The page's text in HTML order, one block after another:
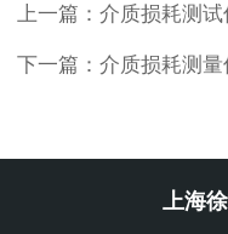
上一篇： 介质损耗测试
下一篇： 介质损耗测
上海